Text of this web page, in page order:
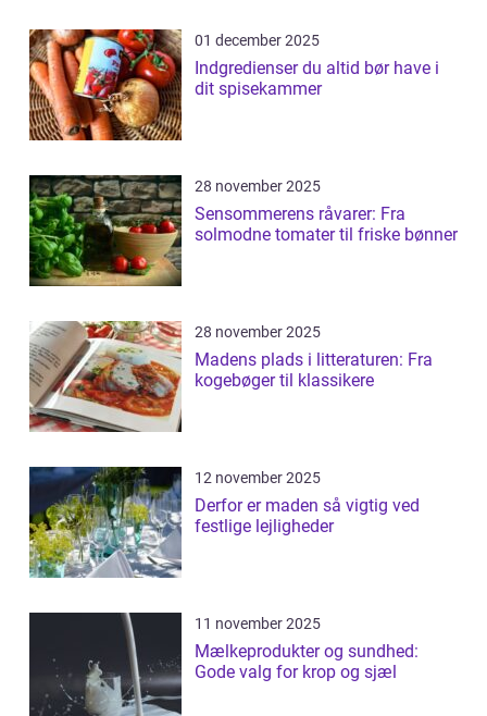
01 december 2025
Indgredienser du altid bør have i
dit spisekammer
28 november 2025
Sensommerens råvarer: Fra
solmodne tomater til friske bønner
28 november 2025
Madens plads i litteraturen: Fra
kogebøger til klassikere
12 november 2025
Derfor er maden så vigtig ved
festlige lejligheder
11 november 2025
Mælkeprodukter og sundhed:
Gode valg for krop og sjæl